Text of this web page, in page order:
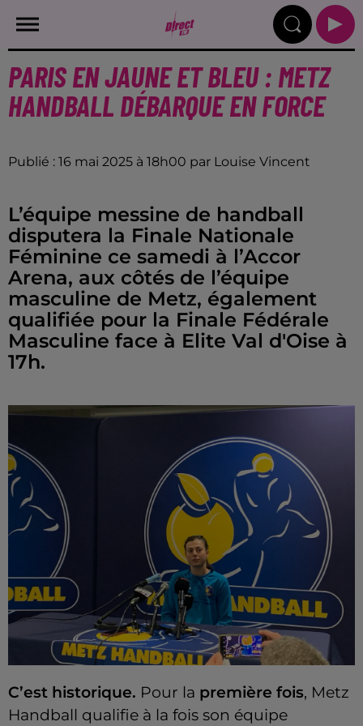
PARIS EN JAUNE ET BLEU : METZ
HANDBALL DÉBARQUE EN FORCE
Publié : 16 mai 2025 à 18h00 par Louise Vincent
L’équipe messine de handball
disputera la Finale Nationale
Féminine ce samedi à l’Accor
Arena, aux côtés de l’équipe
masculine de Metz, également
qualifiée pour la Finale Fédérale
Masculine face à Elite Val d'Oise à
17h.
C’est historique. Pour la première fois, Metz
Handball qualifie à la fois son équipe